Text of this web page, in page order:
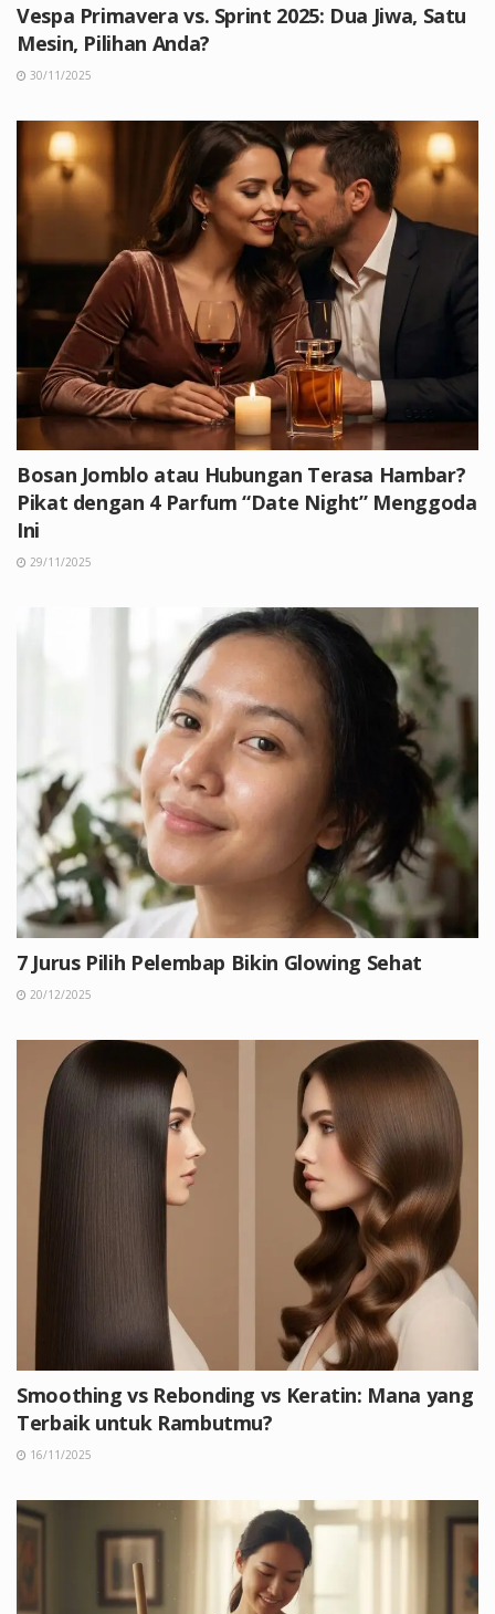
Vespa Primavera vs. Sprint 2025: Dua Jiwa, Satu
Mesin, Pilihan Anda?
30/11/2025
Bosan Jomblo atau Hubungan Terasa Hambar?
Pikat dengan 4 Parfum “Date Night” Menggoda
Ini
29/11/2025
7 Jurus Pilih Pelembap Bikin Glowing Sehat
20/12/2025
Smoothing vs Rebonding vs Keratin: Mana yang
Terbaik untuk Rambutmu?
16/11/2025